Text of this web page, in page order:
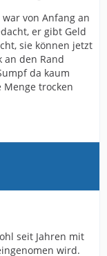
von Anfang an
er gibt Geld
sie können jetzt
den Rand
da kaum
trocken
seit Jahren mit
wird.